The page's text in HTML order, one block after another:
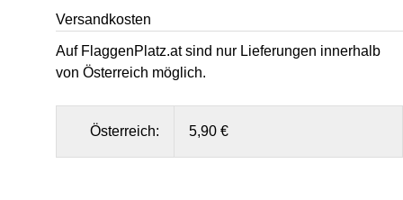
Versandkosten
Auf FlaggenPlatz.at sind nur Lieferungen innerhalb
von Österreich möglich.
Österreich: 5,90 €